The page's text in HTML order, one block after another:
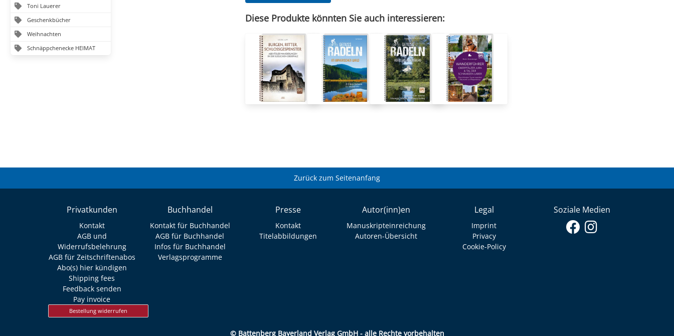
Toni Lauerer
Geschenkbücher
Weihnachten
Schnäppchenecke HEIMAT
Diese Produkte könnten Sie auch interessieren:
Zurück zum Seitenanfang
Privatkunden
Kontakt
AGB und
Widerrufsbelehrung
AGB für Zeitschriftenabos
Abo(s) hier kündigen
Shipping fees
Feedback senden
Pay invoice
Bestellung widerrufen
Buchhandel
Kontakt für Buchhandel
AGB für Buchhandel
Infos für Buchhandel
Verlagsprogramme
Presse
Kontakt
Titelabbildungen
Autor(inn)en
Manuskripteinreichung
Autoren-Übersicht
Legal
Imprint
Privacy
Cookie-Policy
Soziale Medien
© Battenberg Bayerland Verlag GmbH - alle Rechte vorbehalten